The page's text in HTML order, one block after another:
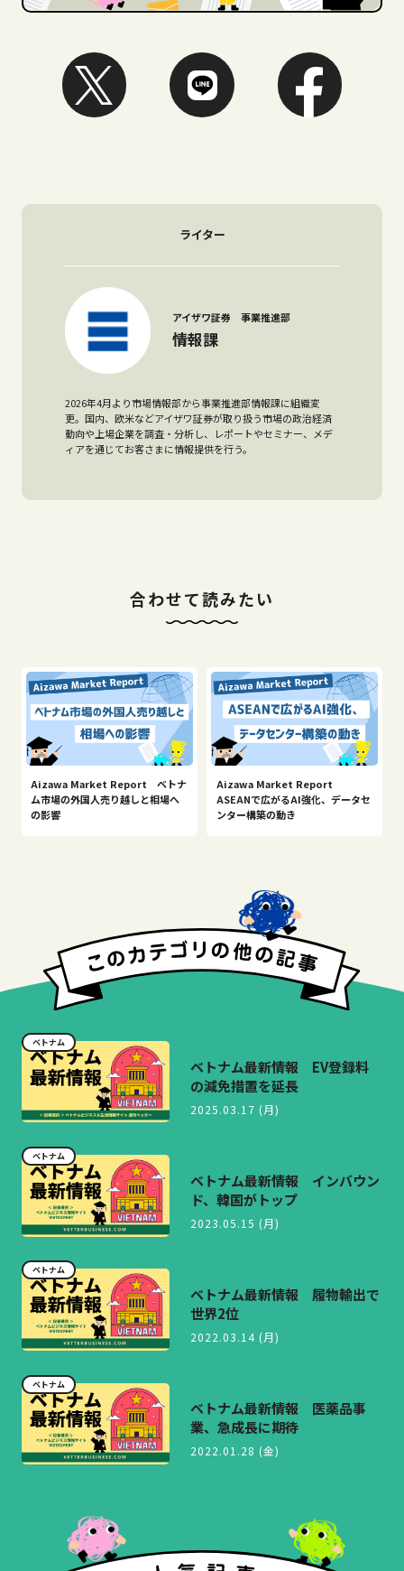
ライター
アイザワ証券 事業推進部
情報課
2026年4月より市場情報部から事業推進部情報課に組織変
更。国内、欧米などアイザワ証券が取り扱う市場の政治経済
動向や上場企業を調査・分析し、レポートやセミナー、メデ
ィアを通じてお客さまに情報提供を行う。
合わせて読みたい
Aizawa Market Report ベトナ
ム市場の外国人売り越しと相場へ
の影響
Aizawa Market Report
ASEANで広がるAI強化、データセ
ンター構築の動き
ベトナム
ベトナム最新情報 EV登録料
の減免措置を延長
2025.03.17 (月)
ベトナム
ベトナム最新情報 インバウン
ド、韓国がトップ
2023.05.15 (月)
ベトナム
ベトナム最新情報 履物輸出で
世界2位
2022.03.14 (月)
ベトナム
ベトナム最新情報 医薬品事
業、急成長に期待
2022.01.28 (金)